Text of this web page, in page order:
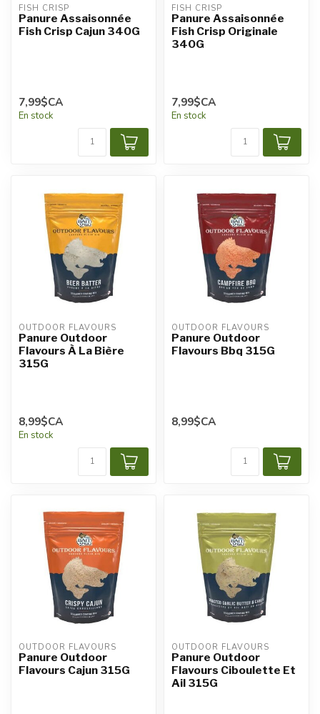
FISH CRISP
Panure Assaisonnée
Fish Crisp Cajun 340G
7,99$CA
En stock
FISH CRISP
Panure Assaisonnée
Fish Crisp Originale
340G
7,99$CA
En stock
OUTDOOR FLAVOURS
Panure Outdoor
Flavours À La Bière
315G
8,99$CA
En stock
OUTDOOR FLAVOURS
Panure Outdoor
Flavours Bbq 315G
8,99$CA
OUTDOOR FLAVOURS
Panure Outdoor
Flavours Cajun 315G
OUTDOOR FLAVOURS
Panure Outdoor
Flavours Ciboulette Et
Ail 315G